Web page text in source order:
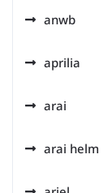
anwb
aprilia
arai
arai helm